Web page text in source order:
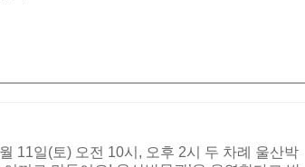
11일(토) 오전 10시, 오후 2시 두 차례 울산박